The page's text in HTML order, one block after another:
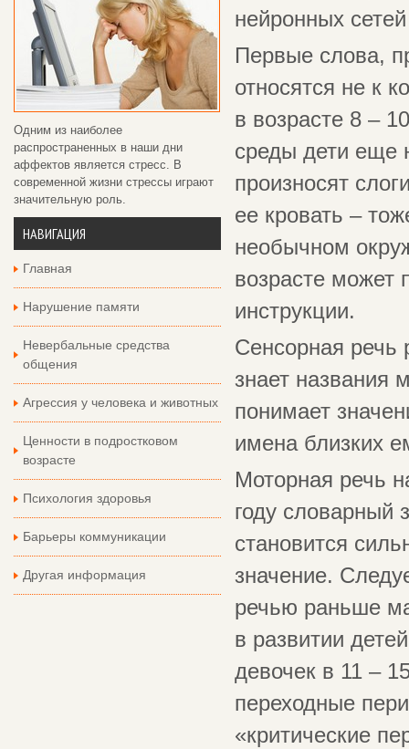
Одним из наиболее
распространенных в наши дни
аффектов является стресс. В
современной жизни стрессы играют
значительную роль.
НАВИГАЦИЯ
Главная
Нарушение памяти
Невербальные средства
общения
Агрессия у человека и животных
Ценности в подростковом
возрасте
Психология здоровья
Барьеры коммуникации
Другая информация
нейронных
Первые слова,
относятся не к
в возрасте 8 –
среды дети еще
произносят
ее кровать –
необычном
возрасте может
инструкции.
Сенсорная речь
знает названия
понимает
имена близких
Моторная речь
году словарный
становится
значение.
речью раньше
в развитии
девочек в 11 –
переходные
«критические